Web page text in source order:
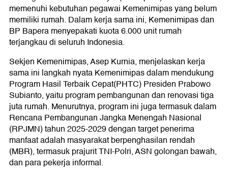
memenuhi kebutuhan pegawai Kemenimipas yang belum
memiliki rumah. Dalam kerja sama ini, Kemenimipas dan
BP Bapera menyepakati kuota 6.000 unit rumah
terjangkau di seluruh Indonesia.
Sekjen Kemenimipas, Asep Kurnia, menjelaskan kerja
sama ini langkah nyata Kemenimipas dalam mendukung
Program Hasil Terbaik Cepat(PHTC) Presiden Prabowo
Subianto, yaitu program pembangunan dan renovasi tiga
juta rumah. Menurutnya, program ini juga termasuk dalam
Rencana Pembangunan Jangka Menengah Nasional
(RPJMN) tahun 2025-2029 dengan target penerima
manfaat adalah masyarakat berpenghasilan rendah
(MBR), termasuk prajurit TNI-Polri, ASN golongan bawah,
dan para pekerja informal.